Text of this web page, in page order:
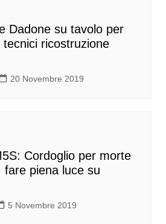
Dadone su tavolo per
ricostruzione
20 Novembre 2019
Cordoglio per morte
fare piena luce su
5 Novembre 2019